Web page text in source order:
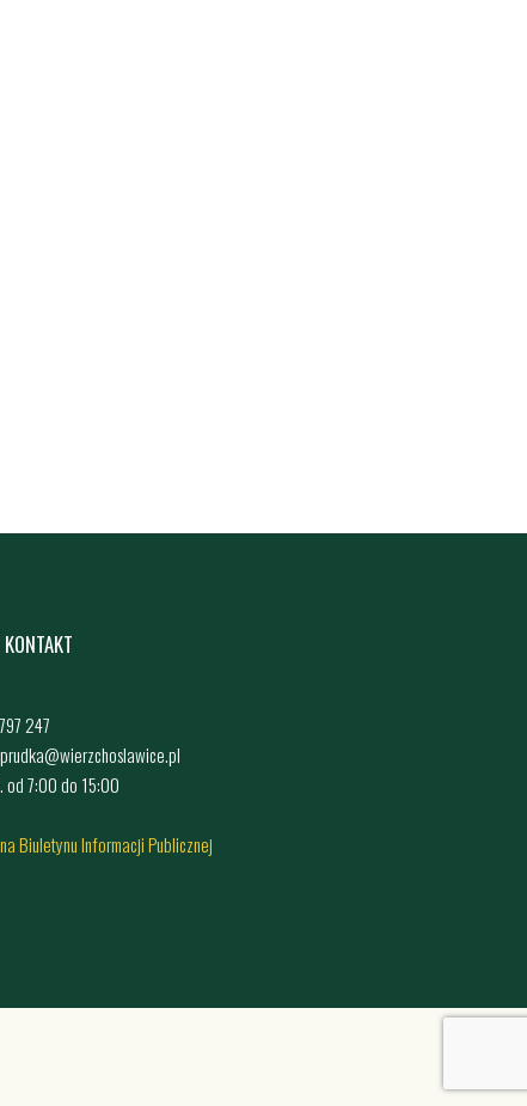
247
od 7:00 do 15:00
Biuletynu Informacji Publicznej